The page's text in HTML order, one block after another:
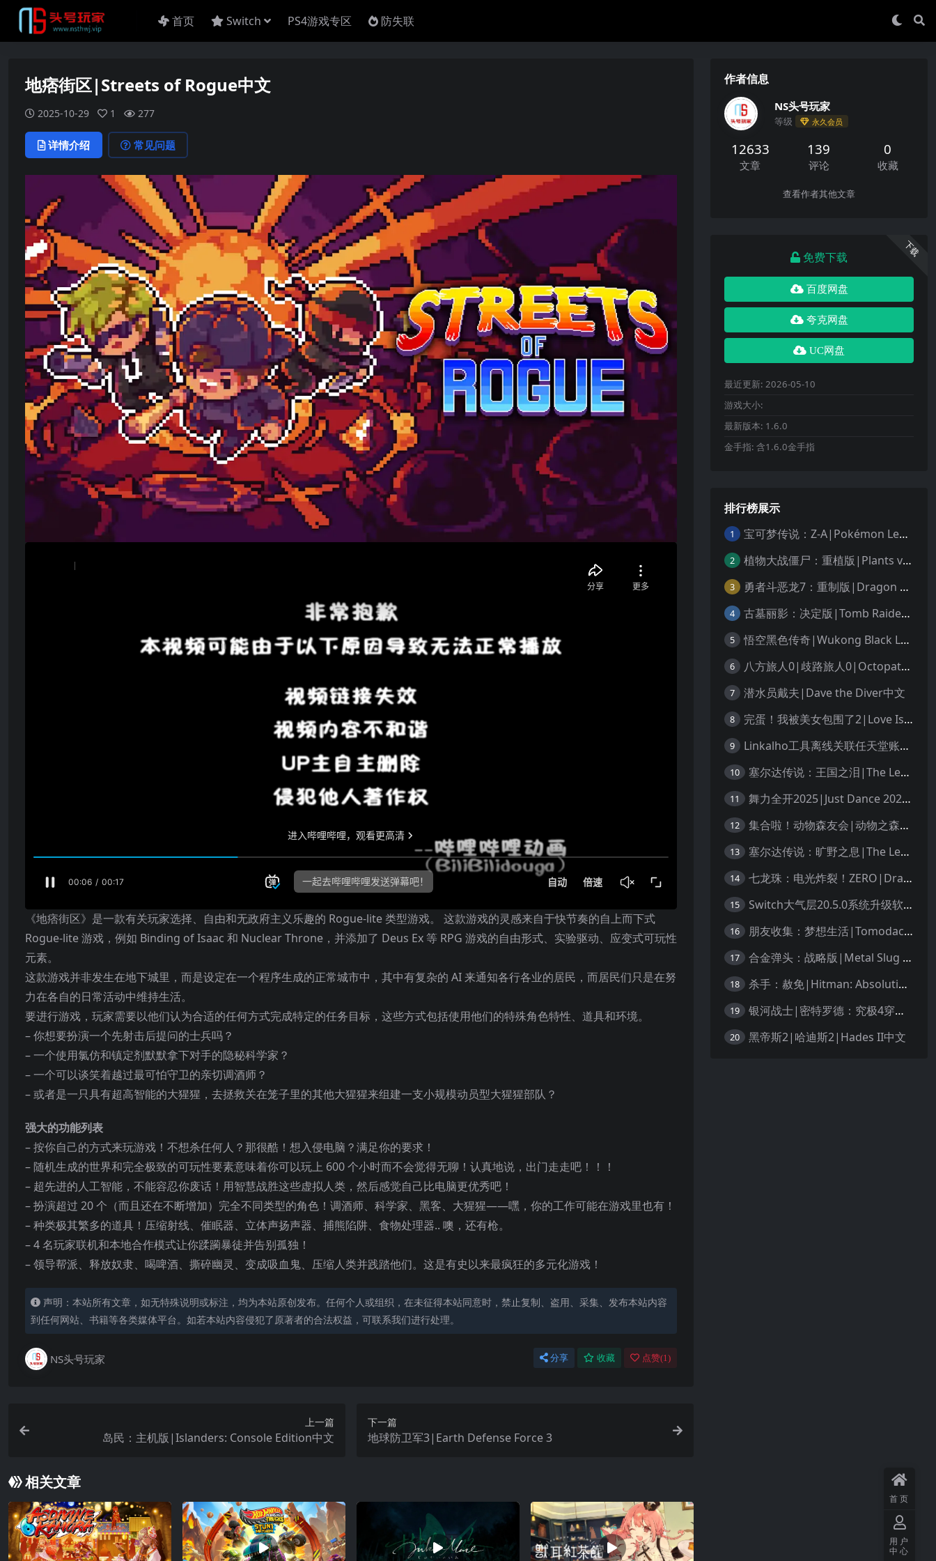
首页 Switch PS4游戏专区 防失联
地痞街区|Streets of Rogue中文
2025-10-29 1 277
详情介绍 常见问题
《地痞街区》是一款有关玩家选择、自由和无政府主义乐趣的 Rogue-lite 类型游戏。 这款游戏的灵感来自于快节奏的自上而下式
Rogue-lite 游戏，例如 Binding of Isaac 和 Nuclear Throne，并添加了 Deus Ex 等 RPG 游戏的自由形式、实验驱动、应变式可玩性
元素。
这款游戏并非发生在地下城里，而是设定在一个程序生成的正常城市中，其中有复杂的 AI 来通知各行各业的居民，而居民们只是在努
力在各自的日常活动中维持生活。
要进行游戏，玩家需要以他们认为合适的任何方式完成特定的任务目标，这些方式包括使用他们的特殊角色特性、道具和环境。
– 你想要扮演一个先射击后提问的士兵吗？
– 一个使用氯仿和镇定剂默默拿下对手的隐秘科学家？
– 一个可以谈笑着越过最可怕守卫的亲切调酒师？
– 或者是一只具有超高智能的大猩猩，去拯救关在笼子里的其他大猩猩来组建一支小规模动员型大猩猩部队？
强大的功能列表
– 按你自己的方式来玩游戏！不想杀任何人？那很酷！想入侵电脑？满足你的要求！
– 随机生成的世界和完全极致的可玩性要素意味着你可以玩上 600 个小时而不会觉得无聊！认真地说，出门走走吧！！！
– 超先进的人工智能，不能容忍你废话！用智慧战胜这些虚拟人类，然后感觉自己比电脑更优秀吧！
– 扮演超过 20 个（而且还在不断增加）完全不同类型的角色！调酒师、科学家、黑客、大猩猩——嘿，你的工作可能在游戏里也有！
– 种类极其繁多的道具！压缩射线、催眠器、立体声扬声器、捕熊陷阱、食物处理器.. 噢，还有枪。
– 4 名玩家联机和本地合作模式让你蹂躏暴徒并告别孤独！
– 领导帮派、释放奴隶、喝啤酒、撕碎幽灵、变成吸血鬼、压缩人类并践踏他们。这是有史以来最疯狂的多元化游戏！
声明：本站所有文章，如无特殊说明或标注，均为本站原创发布。任何个人或组织，在未征得本站同意时，禁止复制、盗用、采集、发布本站内容
到任何网站、书籍等各类媒体平台。如若本站内容侵犯了原著者的合法权益，可联系我们进行处理。
NS头号玩家 分享 收藏 点赞(1)
上一篇
岛民：主机版|Islanders: Console Edition中文
下一篇
地球防卫军3|Earth Defense Force 3
相关文章
作者信息
NS头号玩家
等级 永久会员
12633
文章
139
评论
0
收藏
查看作者其他文章
下载
免费下载
百度网盘
夸克网盘
UC网盘
最近更新: 2026-05-10
游戏大小:
最新版本: 1.6.0
金手指: 含1.6.0金手指
排行榜展示
1 宝可梦传说：Z-A|Pokémon Legends: Z-A中文
2 植物大战僵尸：重植版|Plants vs. Zombies: Replanted中文
3 勇者斗恶龙7：重制版|Dragon Quest VII Reimagined中文
4 古墓丽影：决定版|Tomb Raider: Definitive Edition中文
5 悟空黑色传奇|Wukong Black Legend
6 八方旅人0|歧路旅人0|Octopath Traveler 0中文
7 潜水员戴夫|Dave the Diver中文
8 完蛋！我被美女包围了2|Love Is All Around 2中文
9 Linkalho工具离线关联任天堂账户教程
10 塞尔达传说：王国之泪|The Legend of Zelda: Tears of the Kingdom中文
11 舞力全开2025|Just Dance 2025中文
12 集合啦！动物森友会|动物之森|Animal Crossing: New Horizons中文
13 塞尔达传说：旷野之息|The Legend of Zelda: Breath of the Wild中文
14 七龙珠：电光炸裂！ZERO|Dragon Ball: Sparking! Zero中文
15 Switch大气层20.5.0系统升级软硬破通用教程
16 朋友收集：梦想生活|Tomodachi Life: Living the Dream中文
17 合金弹头：战略版|Metal Slug Tactics中文
18 杀手：赦免|Hitman: Absolution汉化
19 银河战士|密特罗德：究极4穿越未知|Metroid Prime 4: Beyond中文
20 黑帝斯2|哈迪斯2|Hades II中文
首页
用户
中心